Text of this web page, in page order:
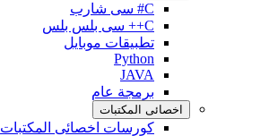
C# سى شارب
C++ سى بلس بلس
تطبيقات موبايل
Python
JAVA
برمجة عام
اخصائى المكتبات
كورسات اخصائى المكتبات